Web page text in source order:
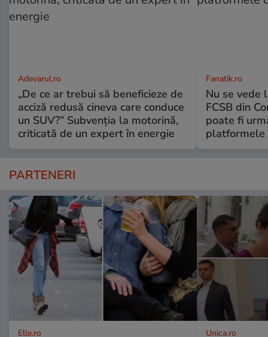
Adevarul.ro
„De ce ar trebui să beneficieze de
acciză redusă cineva care conduce
un SUV?” Subvenția la motorină,
criticată de un expert în energie
Fanatik.ro
Nu se vede
FCSB din
poate fi
platformele
PARTENERI
Elle.ro Unica.ro